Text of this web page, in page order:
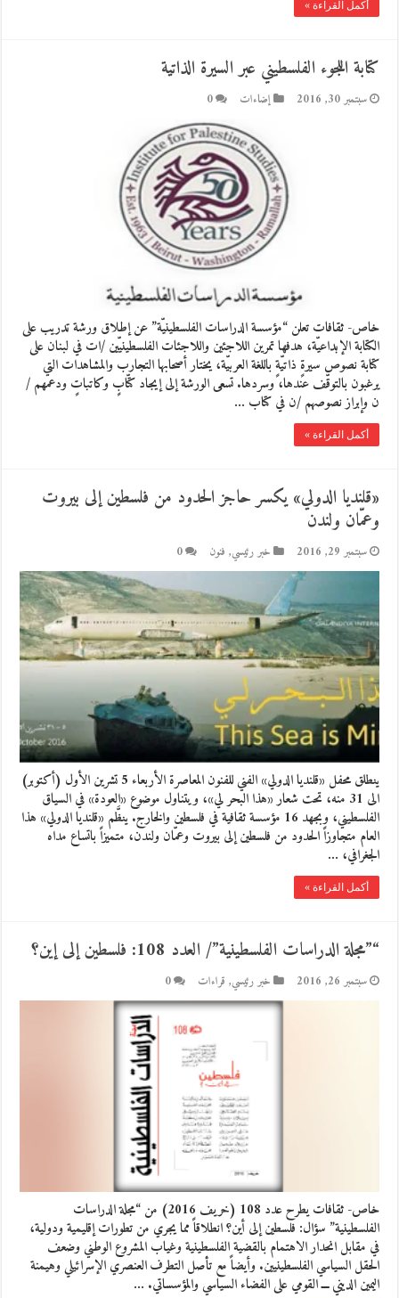
أكمل القراءة »
كتابة اللجوء الفلسطيني عبر السيرة الذاتية
سبتمبر 30, 2016 إضاءات 0
خاص- ثقافات تعلن “مؤسسة الدراسات الفلسطينيّة” عن إطلاق ورشة تدريب على
الكتابة الإبداعيّة، هدفها تمرين اللاجئين واللاجئات الفلسطينيّين /ات في لبنان على
كتابة نصوص سيرةٍ ذاتيّةٍ باللغة العربيّة، يختار أصحابها التجارب والمشاهدات التي
يرغبون بالتوقّف عندها، وسردها. تسعى الورشة إلى إيجاد كتّابٍ وكاتباتٍ ودعمهم /
ن وإبراز نصوصهم /ن في كتاب …
أكمل القراءة »
«قلنديا الدولي» يكسر حاجز الحدود من فلسطين إلى بيروت
وعمّان ولندن
سبتمبر 29, 2016 خبر رئيسي, فنون 0
ينطلق محفل «قلنديا الدولي» الفني للفنون المعاصرة الأربعاء 5 تشرين الأول (أكتوبر)
الى 31 منه، تحت شعار «هذا البحر لي»، ويتناول موضوع «العودة» في السياق
الفلسطيني، وبجهد 16 مؤسسة ثقافية في فلسطين والخارج. ينظَّم «قلنديا الدولي» هذا
العام متجاوزاً الحدود من فلسطين إلى بيروت وعمّان ولندن، متميزاً باتساع مداه
الجغرافي، …
أكمل القراءة »
“”مجلة الدراسات الفلسطينية”/ العدد 108: فلسطين إلى إين؟
سبتمبر 26, 2016 خبر رئيسي, قراءات 0
خاص- ثقافات يطرح عدد 108 (خريف 2016) من “مجلة الدراسات
الفلسطينية” سؤال: فلسطين إلى أين؟ انطلاقاً مما يجري من تطورات إقليمية ودولية،
في مقابل انحدار الاهتمام بالقضية الفلسطينية وغياب المشروع الوطني وضعف
الحقل السياسي الفلسطينيين. وأيضاً مع تأصل التطرف العنصري الإسرائيلي وهيمنة
اليمين الديني ـــ القومي على الفضاء السياسي والمؤسساتي. …